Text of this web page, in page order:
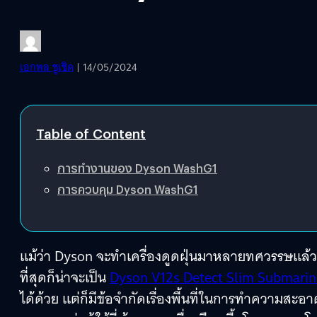
เอกพล ชูเชิด | 14/05/2024
Table of Content
การทำงานของ Dyson WashG1
การควบคุม Dyson WashG1
แม้ว่า Dyson จะทำเครื่องดูดฝุ่นมาหลายทศวรรษแ
ที่สุดก็น่าจะเป็นDyson V12s Detect Slim
ได้ด้วย แต่ก็มีข้อจำกัดเรื่องพื้นที่ในการทำความสะอา